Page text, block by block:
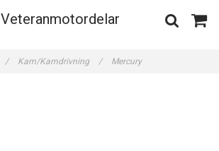
Veteranmotordelar
/ Kam/Kamdrivning / Mercury